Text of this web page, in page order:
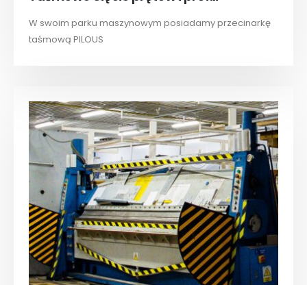
W swoim parku maszynowym posiadamy przecinarkę
taśmową PILOUS